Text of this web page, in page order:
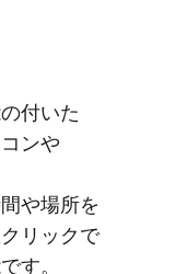
付いた​
ンや​
や​場所を​
リックで​​
す​。​